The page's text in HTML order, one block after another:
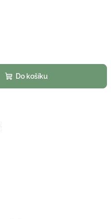
Do košíku